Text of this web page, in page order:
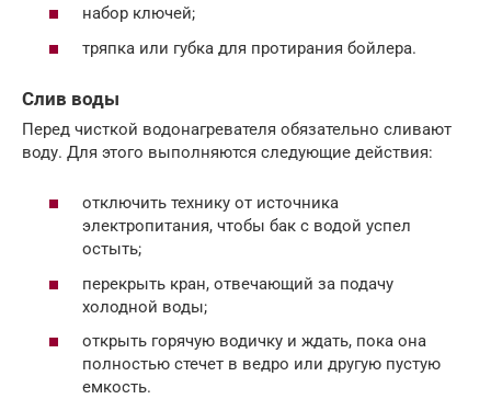
набор ключей;
тряпка или губка для протирания бойлера.
Слив воды
Перед чисткой водонагревателя обязательно сливают
воду. Для этого выполняются следующие действия:
отключить технику от источника
электропитания, чтобы бак с водой успел
остыть;
перекрыть кран, отвечающий за подачу
холодной воды;
открыть горячую водичку и ждать, пока она
полностью стечет в ведро или другую пустую
емкость.